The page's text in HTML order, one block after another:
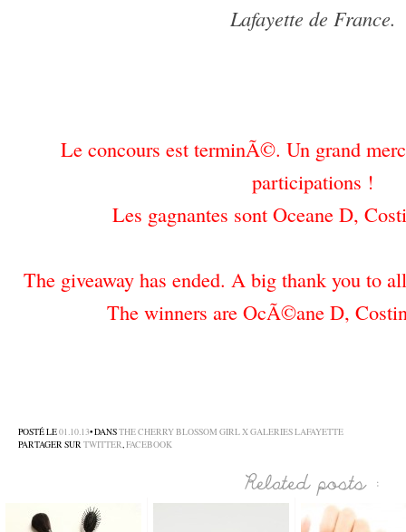
Lafayette de France.
Le concours est terminÃ©. Un grand
participations !
Les gagnantes sont Oceane D,
The giveaway has ended. A big thank you to
The winners are OcÃ©ane D,
POSTÉ LE01.10.13• DANSTHE CHERRY BLOSSOM GIRL X GALERIES LAFAYETTE
PARTAGER SURTWITTER,FACEBOOK